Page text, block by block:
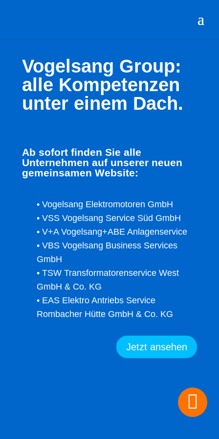
Vogelsang Group:
alle Kompetenzen
unter einem Dach.
Ab sofort finden Sie alle
Unternehmen auf unserer neuen
gemeinsamen Website:
• Vogelsang Elektromotoren GmbH
• VSS Vogelsang Service Süd GmbH
• V+A Vogelsang+ABE Anlagenservice
• VBS Vogelsang Business Services
GmbH
• TSW Transformatorenservice West
GmbH & Co. KG
• EAS Elektro Antriebs Service
Rombacher Hütte GmbH & Co. KG
Jetzt ansehen